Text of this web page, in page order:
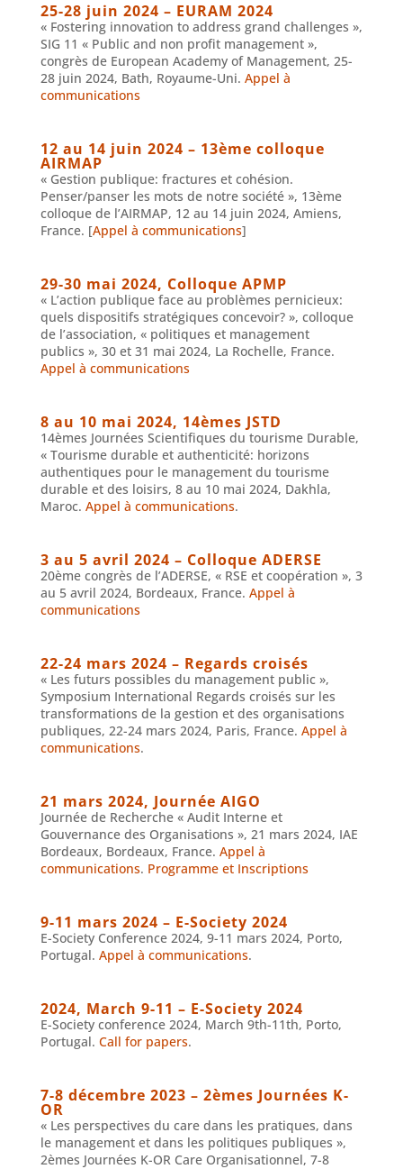
25-28 juin 2024 – EURAM 2024
« Fostering innovation to address grand challenges »,
SIG 11 « Public and non profit management »,
congrès de European Academy of Management, 25-
28 juin 2024, Bath, Royaume-Uni. Appel à
communications
12 au 14 juin 2024 – 13ème colloque
AIRMAP
« Gestion publique: fractures et cohésion.
Penser/panser les mots de notre société », 13ème
colloque de l’AIRMAP, 12 au 14 juin 2024, Amiens,
France. [Appel à communications]
29-30 mai 2024, Colloque APMP
« L’action publique face au problèmes pernicieux:
quels dispositifs stratégiques concevoir? », colloque
de l’association, « politiques et management
publics », 30 et 31 mai 2024, La Rochelle, France.
Appel à communications
8 au 10 mai 2024, 14èmes JSTD
14èmes Journées Scientifiques du tourisme Durable,
« Tourisme durable et authenticité: horizons
authentiques pour le management du tourisme
durable et des loisirs, 8 au 10 mai 2024, Dakhla,
Maroc. Appel à communications.
3 au 5 avril 2024 – Colloque ADERSE
20ème congrès de l’ADERSE, « RSE et coopération », 3
au 5 avril 2024, Bordeaux, France. Appel à
communications
22-24 mars 2024 – Regards croisés
« Les futurs possibles du management public »,
Symposium International Regards croisés sur les
transformations de la gestion et des organisations
publiques, 22-24 mars 2024, Paris, France. Appel à
communications.
21 mars 2024, Journée AIGO
Journée de Recherche « Audit Interne et
Gouvernance des Organisations », 21 mars 2024, IAE
Bordeaux, Bordeaux, France. Appel à
communications. Programme et Inscriptions
9-11 mars 2024 – E-Society 2024
E-Society Conference 2024, 9-11 mars 2024, Porto,
Portugal. Appel à communications.
2024, March 9-11 – E-Society 2024
E-Society conference 2024, March 9th-11th, Porto,
Portugal. Call for papers.
7-8 décembre 2023 – 2èmes Journées K-
OR
« Les perspectives du care dans les pratiques, dans
le management et dans les politiques publiques »,
2èmes Journées K-OR Care Organisationnel, 7-8